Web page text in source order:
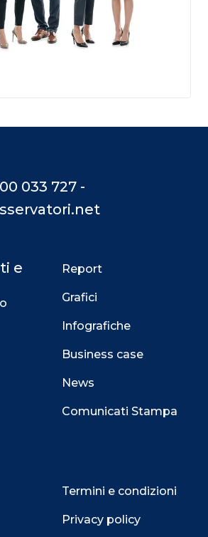
033 727 -
e
Report
Grafici
Infografiche
Business case
News
Comunicati Stampa
Termini e condizioni
Privacy policy